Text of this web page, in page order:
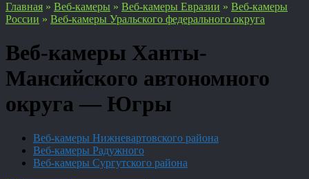
Главная » Веб-камеры » Веб-камеры Евразии » Веб-камеры
России » Веб-камеры Уральского федерального округа
Веб-камеры Ханты-
Мансийского автономного
округа — Югры
Веб-камеры Нижневартовского района
Веб-камеры Радужного
Веб-камеры Сургутского района